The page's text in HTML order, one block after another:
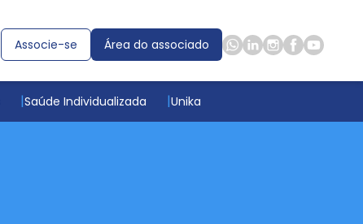
Associe-se Área do associado
Saúde Individualizada Unika